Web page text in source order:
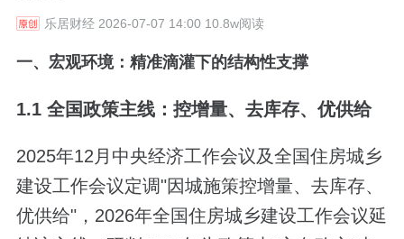
乐居财经2026-07-07 14:00 10.8w阅读
一、宏观环境：精准滴灌下的结构性支撑
1.1 全国政策主线：控增量、去库存、优供给
2025年12月中央经济工作会议及全国住房城乡
建设工作会议定调"因城施策控增量、去库存、
优供给"，2026年全国住房城乡建设工作会议延